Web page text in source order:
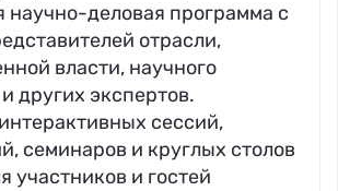
деловая программа с
отрасли,
власти, научного
других экспертов.
сессий,
семинаров и круглых столов
участников и гостей